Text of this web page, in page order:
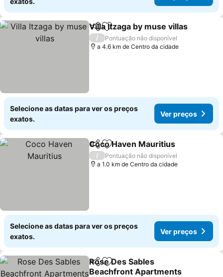
PartilharAdicionar aos favoritos
Villa Itzaga by muse villas
/
Pontuação não disponível
a 4.6 km de Centro da cidade
Selecione as datas para ver os preços
exatos.
Ver preços
PartilharAdicionar aos favoritos
Coco Haven Mauritius
/
Pontuação não disponível
a 1.0 km de Centro da cidade
Selecione as datas para ver os preços
exatos.
Ver preços
PartilharAdicionar aos favoritos
Rose Des Sables
Beachfront Apartments